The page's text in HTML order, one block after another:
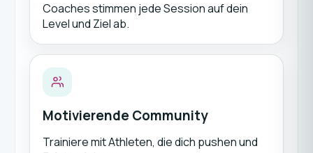
Coaches stimmen jede Session auf dein
Level und Ziel ab.
Motivierende Community
Trainiere mit Athleten, die dich pushen und